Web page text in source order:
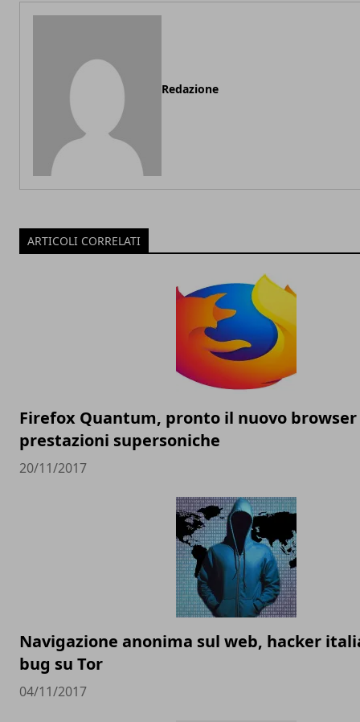
Redazione
ARTICOLI CORRELATI
Firefox Quantum, pronto il nuovo
prestazioni supersoniche
20/11/2017
Navigazione anonima sul web, hacker
bug su Tor
04/11/2017